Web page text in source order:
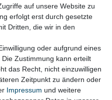
auf unsere Website zu
erfolgt erst durch gesetzte
Dritten, die wir in den
oder aufgrund eines
Zustimmung kann erteilt
das Recht, nicht einzuwilligen
Zeitpunkt zu ändern oder
Impressum und weitere